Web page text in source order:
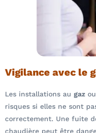
Vigilance avec le
Les installations au gaz
risques si elles ne sont
correctement. Une fuite
chaudière peut être